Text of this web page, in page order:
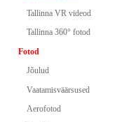
Tallinna VR videod
Tallinna 360° fotod
Fotod
Jõulud
Vaatamisväärsused
Aerofotod